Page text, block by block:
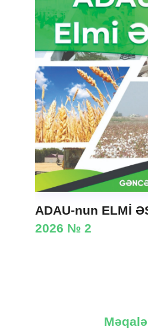
ADAU-nun ELMİ
2026 № 2